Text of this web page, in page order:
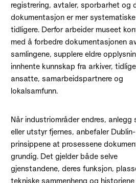
registrering, avtaler, sporbarhet og
dokumentasjon er mer
tidligere. Derfor arbeider museet
med å forbedre dokumentasjonen
samlingene, supplere eldre
innhente kunnskap fra arkiver,
ansatte, samarbeidspartnere og
lokalsamfunn.
Når industriområder endres, anlegg
eller utstyr fjernes, anbefaler Dublin-
prinsippene at prosessene
grundig. Det gjelder både selve
gjenstandene, deres funksjon,
tekniske sammenheng og